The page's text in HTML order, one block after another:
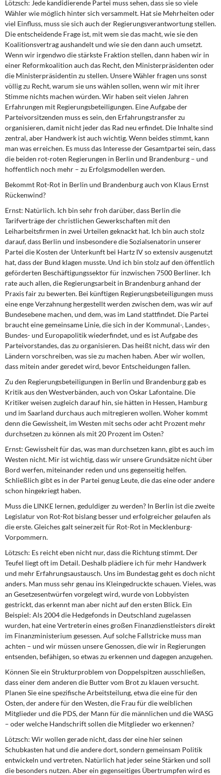
Lötzsch: Jede kandidierende Partei muss sehen, dass sie so viele
Wähler wie möglich hinter sich versammelt. Hat sie Mehrheiten oder
viel Einfluss, muss sie sich auch der Regierungsverantwortung stellen.
Die entscheidende Frage ist, mit wem sie das macht, wie sie den
Koalitionsvertrag aushandelt und wie sie den dann auch umsetzt.
Wenn wir irgendwo die stärkste Fraktion stellen, dann haben wir in
einer Reformkoalition auch das Recht, den Ministerpräsidenten oder
die Ministerpräsidentin zu stellen. Unsere Wähler fragen uns sonst
völlig zu Recht, warum sie uns wählen sollen, wenn wir mit ihrer
Stimme nichts machen würden. Wir haben seit vielen Jahren
Erfahrungen mit Regierungsbeteiligungen. Eine Aufgabe der
Parteivorsitzenden muss es sein, den Erfahrungstransfer zu
organisieren, damit nicht jeder das Rad neu erfindet. Die Inhalte sind
zentral, aber Handwerk ist auch wichtig. Wenn beides stimmt, kann
man was erreichen. Es muss das Interesse der Gesamtpartei sein, dass
die beiden rot-roten Regierungen in Berlin und Brandenburg – und
hoffentlich noch mehr – zu Erfolgsmodellen werden.
Bekommt Rot-Rot in Berlin und Brandenburg auch von Klaus Ernst
Rückenwind?
Ernst: Natürlich. Ich bin sehr froh darüber, dass Berlin die
Tarifverträge der christlichen Gewerkschaften mit den
Leiharbeitsfirmen in zwei Urteilen geknackt hat. Ich bin auch stolz
darauf, dass Berlin und insbesondere die Sozialsenatorin unserer
Partei die Kosten der Unterkunft bei Hartz IV so extensiv ausgenutzt
hat, dass der Bund klagen musste. Und ich bin stolz auf den öffentlich
geförderten Beschäftigungssektor für inzwischen 7500 Berliner. Ich
rate auch allen, die Regierungsarbeit in Brandenburg anhand der
Praxis fair zu bewerten. Bei künftigen Regierungsbeteiligungen muss
eine enge Verzahnung hergestellt werden zwischen dem, was wir auf
Bundesebene machen, und dem, was im Land stattfindet. Die Partei
braucht eine gemeinsame Linie, die sich in der Kommunal-, Landes-,
Bundes- und Europapolitik wiederfindet, und es ist Aufgabe des
Parteivorstandes, das zu organisieren. Das heißt nicht, dass wir den
Ländern vorschreiben, was sie zu machen haben. Aber wir wollen,
dass mitein ander geredet wird, bevor Entscheidungen fallen.
Zu den Regierungsbeteiligungen in Berlin und Brandenburg gab es
Kritik aus den Westverbänden, auch von Oskar Lafontaine. Die
Kritiker weisen zugleich darauf hin, sie hätten in Hessen, Hamburg
und im Saarland durchaus auch mitregieren wollen. Woher kommt
denn die Gewissheit, im Westen mit sechs oder acht Prozent mehr
durchsetzen zu können als mit 20 Prozent im Osten?
Ernst: Gewissheit für das, was man durchsetzen kann, gibt es auch im
Westen nicht. Mir ist wichtig, dass wir unsere Grundsätze nicht über
Bord werfen, miteinander reden und uns gegenseitig helfen.
Schließlich gibt es in der Partei genug Leute, die das eine oder andere
schon hingekriegt haben.
Muss die LINKE lernen, geduldiger zu werden? In Berlin ist die zweite
Legislatur von Rot-Rot bislang besser und erfolgreicher gelaufen als
die erste. Gleiches galt seinerzeit für Rot-Rot in Mecklenburg-
Vorpommern.
Lötzsch: Es reicht eben nicht nur, dass die Richtung stimmt. Der
Teufel liegt oft im Detail. Deshalb plädiere ich für mehr Handwerk
und mehr Erfahrungsaustausch. Uns im Bundestag geht es doch nicht
anders. Man muss sehr genau ins Kleingedruckte schauen. Vieles, was
an Gesetzesentwürfen vorgelegt wird, wurde von Lobbyisten
gestrickt, das erkennt man aber nicht auf den ersten Blick. Ein
Beispiel: Als 2004 die Hedgefonds in Deutschland zugelassen
wurden, hat eine Vertreterin eines großen Finanzdienstleisters direkt
im Finanzministerium gesessen. Auf solche Fallstricke muss man
achten – und wir müssen unsere Genossen, die wir in Regierungen
entsenden, befähigen, so etwas zu erkennen und dagegen anzugehen.
Können Sie ein Strukturproblem von Doppelspitzen ausschließen,
dass einer dem anderen die Butter vom Brot zu klauen versucht.
Planen Sie eine spezifische Arbeitsteilung, etwa die eine für den
Osten, der andere für den Westen, die Frau für die weiblichen
Mitglieder und die PDS, der Mann für die männlichen und die WASG
– oder welche Handschrift sollen die Mitglieder wo erkennen?
Lötzsch: Wir wollen gerade nicht, dass der eine hier seinen
Schubkasten hat und die andere dort, sondern gemeinsam Politik
entwickeln und vertreten. Natürlich hat jeder seine Stärken und soll
die besonders nutzen. Aber ein gegenseitiges Übertrumpfen wird es